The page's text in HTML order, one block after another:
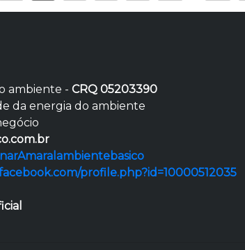
ambiente - CRQ 05203390
da energia do ambiente
profile.php?id=10000512035